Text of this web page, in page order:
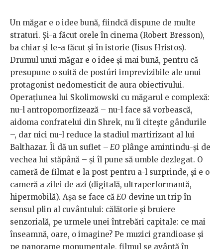
Un măgar e o idee bună, fiindcă dispune de multe
straturi. Și-a făcut orele în cinema (Robert Bresson),
ba chiar și le-a făcut și în istorie (Iisus Hristos).
Drumul unui măgar e o idee și mai bună, pentru că
presupune o suită de postúri imprevizibile ale unui
protagonist nedomesticit de aura obiectivului.
Operațiunea lui Skolimowski cu măgarul e complexă:
nu-l antropomorfizează – nu-l face să vorbească,
aidoma confratelui din Shrek, nu îi citește gândurile
–, dar nici nu-l reduce la stadiul martirizant al lui
Balthazar. Îi dă un suflet – EO plânge amintindu-și de
vechea lui stăpână – și îl pune să umble dezlegat. O
cameră de filmat e la post pentru a-l surprinde, și e o
cameră a zilei de azi (digitală, ultraperformantă,
hipermobilă). Așa se face că EO devine un trip în
sensul plin al cuvântului: călătorie și bruiere
senzorială, pe urmele unei întrebări capitale: ce mai
înseamnă, oare, o imagine? Pe muzici grandioase și
pe panorame monumentale, filmul se avântă în